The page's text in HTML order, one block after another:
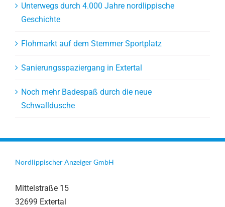
Unterwegs durch 4.000 Jahre nordlippische
Geschichte
Flohmarkt auf dem Stemmer Sportplatz
Sanierungsspaziergang in Extertal
Noch mehr Badespaß durch die neue
Schwalldusche
Nordlippischer Anzeiger GmbH
Mittelstraße 15
32699 Extertal